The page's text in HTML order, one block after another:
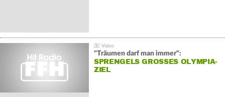
"Träumen darf man immer":
SPRENGELS GROSSES OLYMPIA-Z
IEL